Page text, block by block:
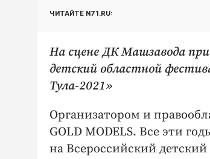
ЧИТАЙТЕ N71.RU:
На сцене ДК Машзавода
детский областной
Тула-2021»
Организатором и
GOLD MODELS. Все эти
на Всероссийский